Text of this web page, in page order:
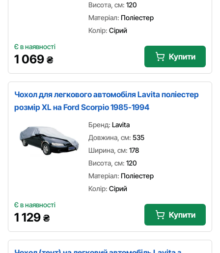
Висота, см: 120
Матеріал: Поліестер
Колір: Сірий
Є в наявності
1 069 ₴ Купити
Чохол для легкового автомобіля Lavita поліестер
розмір XL на Ford Scorpio 1985-1994
Бренд: Lavita
Довжина, см: 535
Ширина, см: 178
Висота, см: 120
Матеріал: Поліестер
Колір: Сірий
Є в наявності
1 129 ₴ Купити